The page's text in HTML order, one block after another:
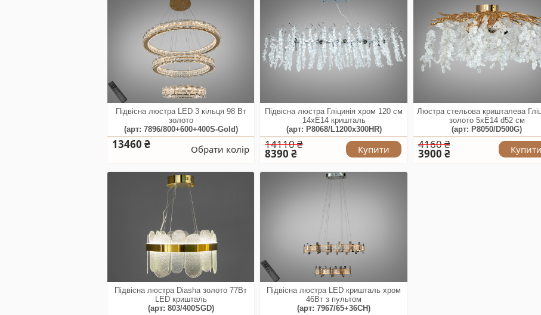
Підвісна люстра LED 3 кільця 98 Вт
золото
(арт: 7896/800+600+400S-Gold)
13460 ₴ Обрати колір
Підвісна люстра Гліцинія хром 120 см
14xE14 кришталь
(арт: P8068/L1200x300HR)
14110 ₴
8390 ₴ Купити
Люстра стельова кришталева
золото 5xE14 d52 см
(арт: P8050/D500G)
4160 ₴
3900 ₴ Купити
Підвісна люстра Diasha золото 77Вт
LED кришталь
(арт: 803/400SGD)
Підвісна люстра LED кришталь хром
46Вт з пультом
(арт: 7967/65+36CH)